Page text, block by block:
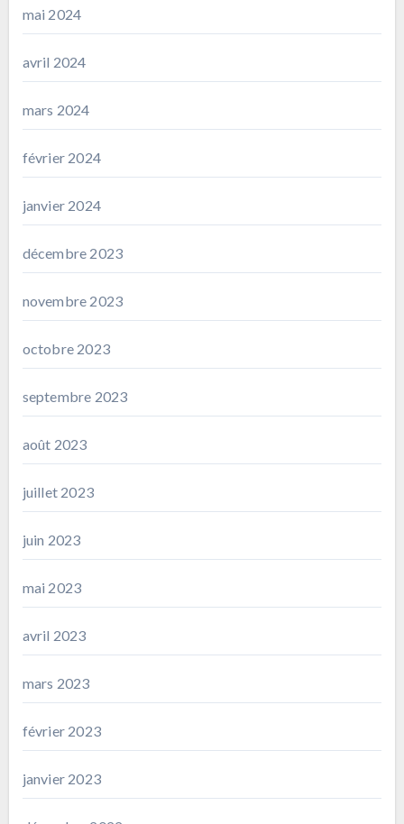
mai 2024
avril 2024
mars 2024
février 2024
janvier 2024
décembre 2023
novembre 2023
octobre 2023
septembre 2023
août 2023
juillet 2023
juin 2023
mai 2023
avril 2023
mars 2023
février 2023
janvier 2023